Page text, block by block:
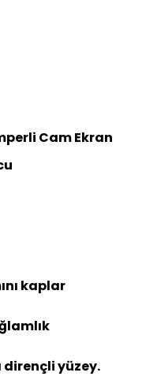
Cam Ekran
kaplar
dirençli yüzey.